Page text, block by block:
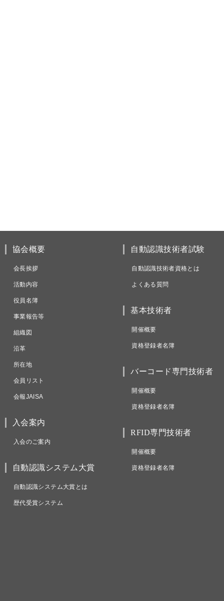
協会概要
会長挨拶
活動内容
役員名簿
事業報告等
組織図
沿革
所在地
会員リスト
会報JAISA
入会案内
入会のご案内
自動認識システム大賞
自動認識システム大賞とは
歴代受賞システム
自動認識技術者試験
自動認識技術者資格とは
よくある質問
基本技術者
開催概要
資格登録者名簿
バーコード専門技術者
開催概要
資格登録者名簿
RFID専門技術者
開催概要
資格登録者名簿